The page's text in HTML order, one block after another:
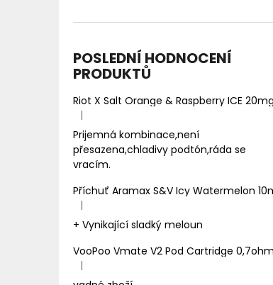
POSLEDNÍ HODNOCENÍ
PRODUKTŮ
Hodnocení produktu je 5 z 5 hvězdiček.
|
Prijemná kombinace,není
přesazena,chladivy podtón,ráda se
vracím.
Příchuť Aramax S&V Icy Watermelon
Hodnocení produktu je 5 z 5 hvězdiček.
|
+ Vynikající sladký meloun
Hodnocení produktu je 1 z 5 hvězdiček.
|